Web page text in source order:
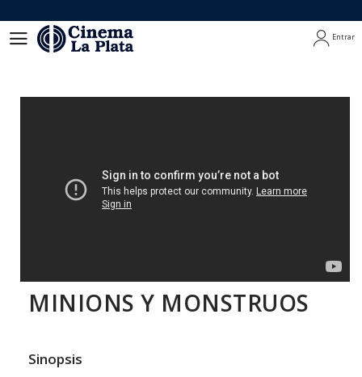
Entrar
MINIONS Y MONSTRUOS
Sinopsis